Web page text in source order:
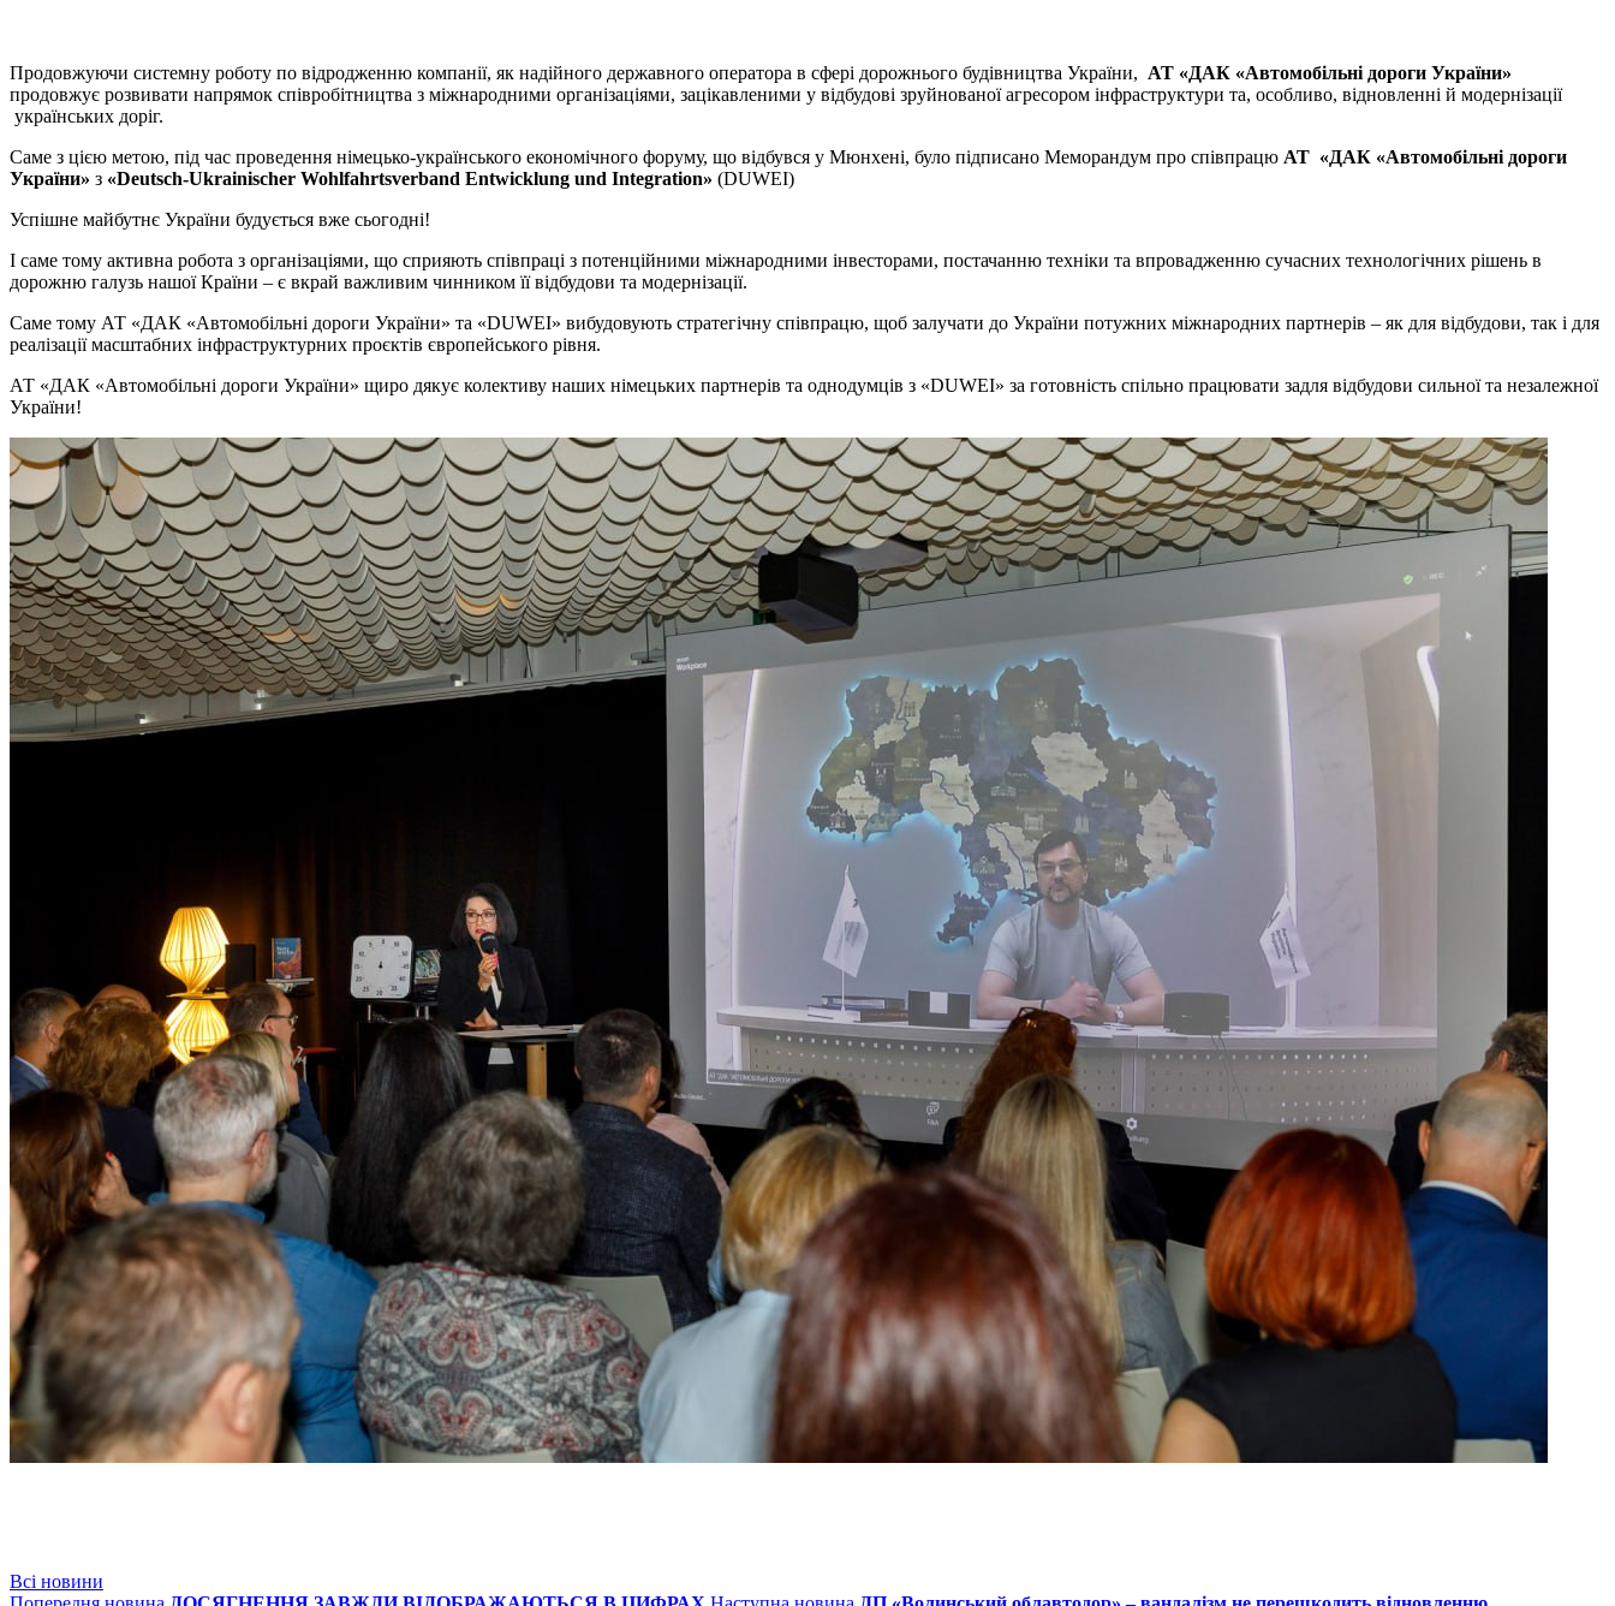
Продовжуючи системну роботу по відродженню компанії, як надійного державного оператора в сфері дорожнього будівництва України, АТ «ДАК «Автомобільні дороги України»
продовжує розвивати напрямок співробітництва з міжнародними організаціями, зацікавленими у відбудові зруйнованої агресором інфраструктури та, особливо, відновленні й модернізації
українських доріг.
Саме з цією метою, під час проведення німецько-українського економічного форуму, що відбувся у Мюнхені, було підписано Меморандум про співпрацю АТ «ДАК «Автомобільні дороги
України» з «Deutsch-Ukrainischer Wohlfahrtsverband Entwicklung und Integration» (DUWEI)
Успішне майбутнє України будується вже сьогодні!
І саме тому активна робота з організаціями, що сприяють співпраці з потенційними міжнародними інвесторами, постачанню техніки та впровадженню сучасних технологічних рішень в
дорожню галузь нашої Країни – є вкрай важливим чинником її відбудови та модернізації.
Саме тому АТ «ДАК «Автомобільні дороги України» та «DUWEI» вибудовують стратегічну співпрацю, щоб залучати до України потужних міжнародних партнерів – як для відбудови, так і для
реалізації масштабних інфраструктурних проєктів європейського рівня.
АТ «ДАК «Автомобільні дороги України» щиро дякує колективу наших німецьких партнерів та однодумців з «DUWEI» за готовність спільно працювати задля відбудови сильної та незалежної
України!
Всі новини